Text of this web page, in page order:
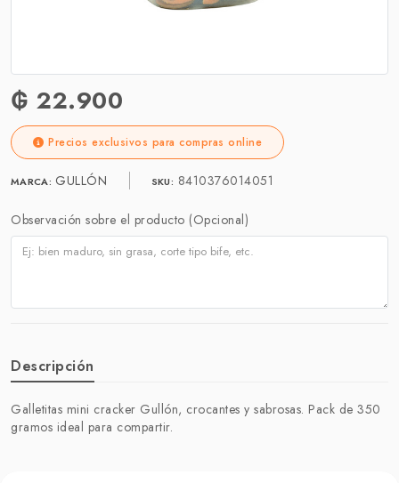
₲ 22.900
Precios exclusivos para compras online
MARCA: GULLÓN SKU: 8410376014051
Observación sobre el producto (Opcional)
Descripción
Galletitas mini cracker Gullón, crocantes y sabrosas. Pack de 350
gramos ideal para compartir.